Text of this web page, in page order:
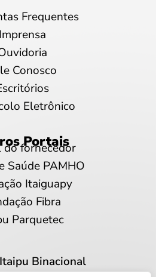
Frequentes
Imprensa
Conosco
Eletrônico
Portais
do fornecedor
Saúde PAMHO
Itaiguapy
Fibra
Parquetec
Binacional